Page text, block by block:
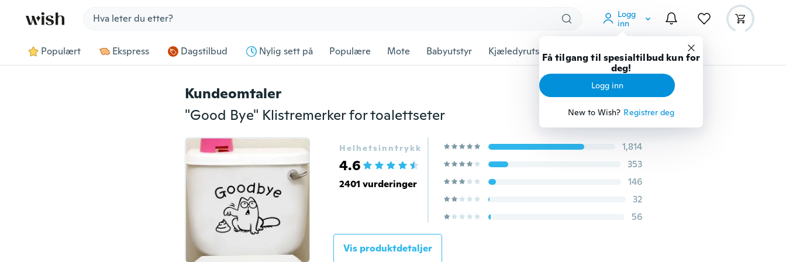
Logg
inn
Få tilgang til spesialtilbud kun for
deg!
Logg inn
New to Wish? Registrer deg
Populært Ekspress Dagstilbud Nylig sett på Populære Mote Babyutstyr Kjæledyrutstyr Gadgets Verktøy
Kundeomtaler
"Good Bye" Klistremerker for toalettseter
Helhetsinntrykk
4.6
2401 vurderinger
1,814
353
146
32
56
Vis produktdetaljer